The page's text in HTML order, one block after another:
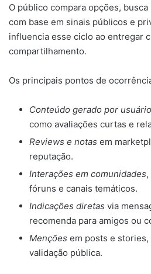
O público compara opções,
com base em sinais públicos e
influencia esse ciclo ao entregar
compartilhamento.
Os principais pontos de
Conteúdo gerado por
como avaliações curtas e
Reviews e notas em
reputação.
Interações em comunidades
fóruns e canais temáticos.
Indicações diretas via
recomenda para amigos ou
Menções em posts e
validação pública.